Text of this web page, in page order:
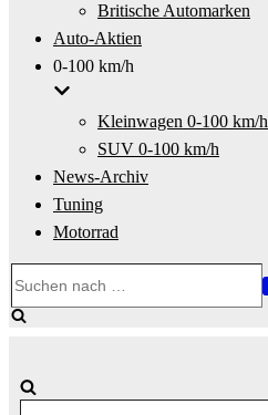
Britische Automarken
Auto-Aktien
0-100 km/h
Kleinwagen 0-100 km/h
SUV 0-100 km/h
News-Archiv
Tuning
Motorrad
nach …